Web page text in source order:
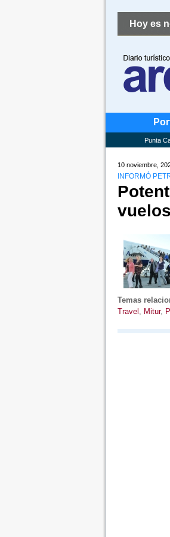
Hoy es
Punta
10 noviembre,
INFORMÓ
Temas
Travel , Mitur,